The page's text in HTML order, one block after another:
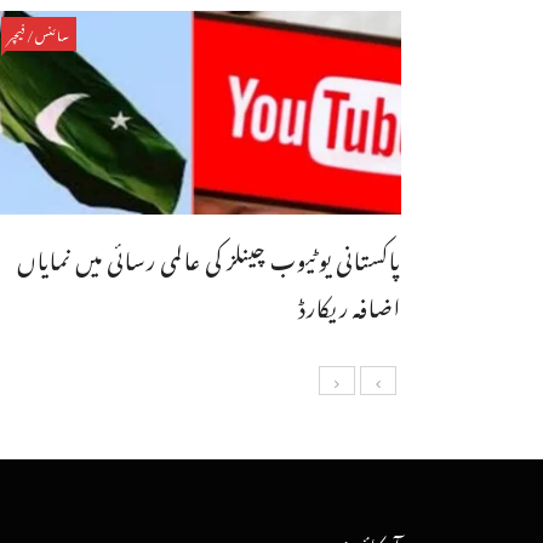
سائنس/فیچر
پاکستانی یوٹیوب چینلز کی عالمی رسائی میں نمایاں
اضافہ ریکارڈ